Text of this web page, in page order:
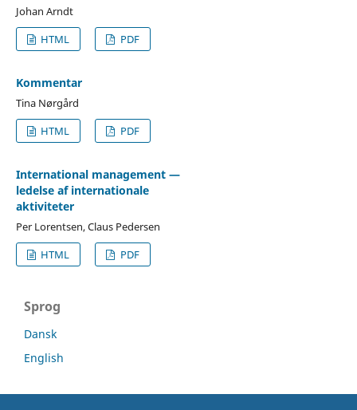
Johan Arndt
HTML
PDF
Kommentar
Tina Nørgård
HTML
PDF
International management —
ledelse af internationale
aktiviteter
Per Lorentsen, Claus Pedersen
HTML
PDF
Sprog
Dansk
English